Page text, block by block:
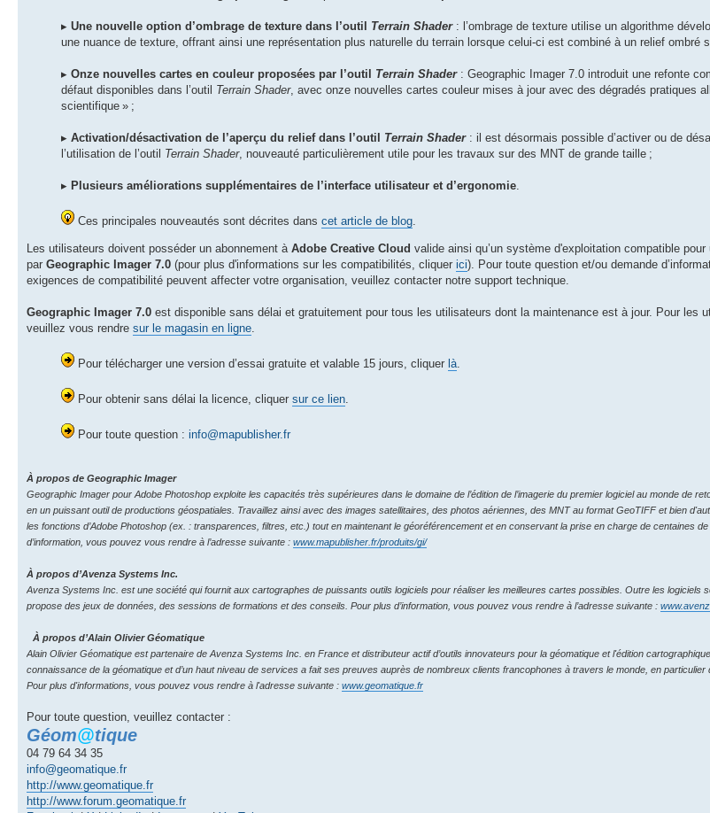
▸ Une nouvelle option d’ombrage de texture dans l’outil Terrain Shader: l’ombrage de texture utilise un algorithme
une nuance de texture, offrant ainsi une représentation plus naturelle du terrain lorsque celui-ci est combiné à un relief ombré
▸ Onze nouvelles cartes en couleur proposées par l’outil Terrain Shader: Geographic Imager 7.0 introduit une refonte
défaut disponibles dans l’outil Terrain Shader, avec onze nouvelles cartes couleur mises à jour avec des dégradés pratiques
scientifique » ;
▸ Activation/désactivation de l’aperçu du relief dans l’outil Terrain Shader: il est désormais possible d’activer ou de
l’utilisation de l’outil Terrain Shader, nouveauté particulièrement utile pour les travaux sur des MNT de grande taille ;
▸ Plusieurs améliorations supplémentaires de l’interface utilisateur et d’ergonomie
Ces principales nouveautés sont décrites dans cet article de blog
Les utilisateurs doivent posséder un abonnement à Adobe Creative Cloud valide ainsi qu’un système d'exploitation compatible
par Geographic Imager 7.0 (pour plus d'informations sur les compatibilités, cliquer ici). Pour toute question et/ou demande
exigences de compatibilité peuvent affecter votre organisation, veuillez contacter notre support technique.
Geographic Imager 7.0 est disponible sans délai et gratuitement pour tous les utilisateurs dont la maintenance est à jour. Pour les
veuillez vous rendre sur le magasin en ligne
Pour télécharger une version d’essai gratuite et valable 15 jours, cliquer là
Pour obtenir sans délai la licence, cliquer sur ce lien
Pour toute question : info@mapublisher.fr
À propos de Geographic Imager
Geographic Imager pour Adobe Photoshop exploite les capacités très supérieures dans le domaine de l’édition de l’imagerie du premier logiciel au monde de
en un puissant outil de productions géospatiales. Travaillez ainsi avec des images satellitaires, des photos aériennes, des MNT au format GeoTIFF et bien
les fonctions d’Adobe Photoshop (ex. : transparences, filtres, etc.) tout en maintenant le géoréférencement et en conservant la prise en charge de centaines
d’information, vous pouvez vous rendre à l’adresse suivante : www.mapublisher.fr/produits/gi/
À propos d’Avenza Systems Inc.
Avenza Systems Inc. est une société qui fournit aux cartographes de puissants outils logiciels pour réaliser les meilleures cartes possibles. Outre les logiciels
propose des jeux de données, des sessions de formations et des conseils. Pour plus d’information, vous pouvez vous rendre à l’adresse suivante :
À propos d’Alain Olivier Géomatique
Alain Olivier Géomatique est partenaire de Avenza Systems Inc. en France et distributeur actif d’outils innovateurs pour la géomatique et l'édition
connaissance de la géomatique et d’un haut niveau de services a fait ses preuves auprès de nombreux clients francophones à travers le monde, en particulier
Pour plus d'informations, vous pouvez vous rendre à l'adresse suivante : www.geomatique.fr
Pour toute question, veuillez contacter :
Géom@tique
04 79 64 34 35
info@geomatique.fr
http://www.geomatique.fr
http://www.forum.geomatique.fr